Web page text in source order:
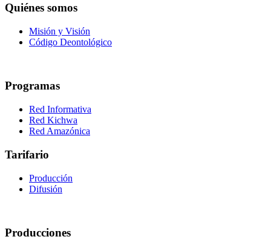
Quiénes somos
Misión y Visión
Código Deontológico
Programas
Red Informativa
Red Kichwa
Red Amazónica
Tarifario
Producción
Difusión
Producciones